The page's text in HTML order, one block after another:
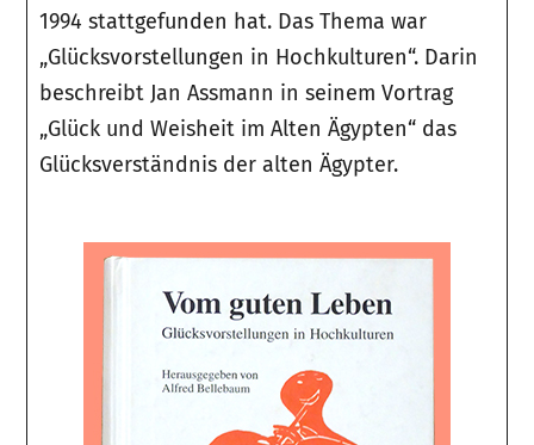
1994 stattgefunden hat. Das Thema war
„Glücksvorstellungen in Hochkulturen“. Darin
beschreibt Jan Assmann in seinem Vortrag
„Glück und Weisheit im Alten Ägypten“ das
Glücksverständnis der alten Ägypter.